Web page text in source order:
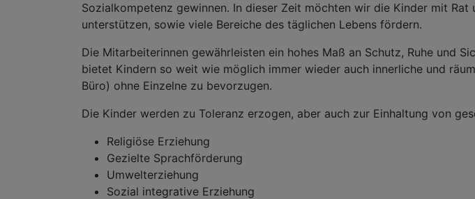
Sozialkompetenz gewinnen. In dieser Zeit möchten wir die Kinder mit
unterstützen, sowie viele Bereiche des täglichen Lebens fördern.
Die Mitarbeiterinnen gewährleisten ein hohes Maß an Schutz, Ruhe und
bietet Kindern so weit wie möglich immer wieder auch innerliche und
Büro) ohne Einzelne zu bevorzugen.
Die Kinder werden zu Toleranz erzogen, aber auch zur Einhaltung von
Religiöse Erziehung
Gezielte Sprachförderung
Umwelterziehung
Sozial integrative Erziehung